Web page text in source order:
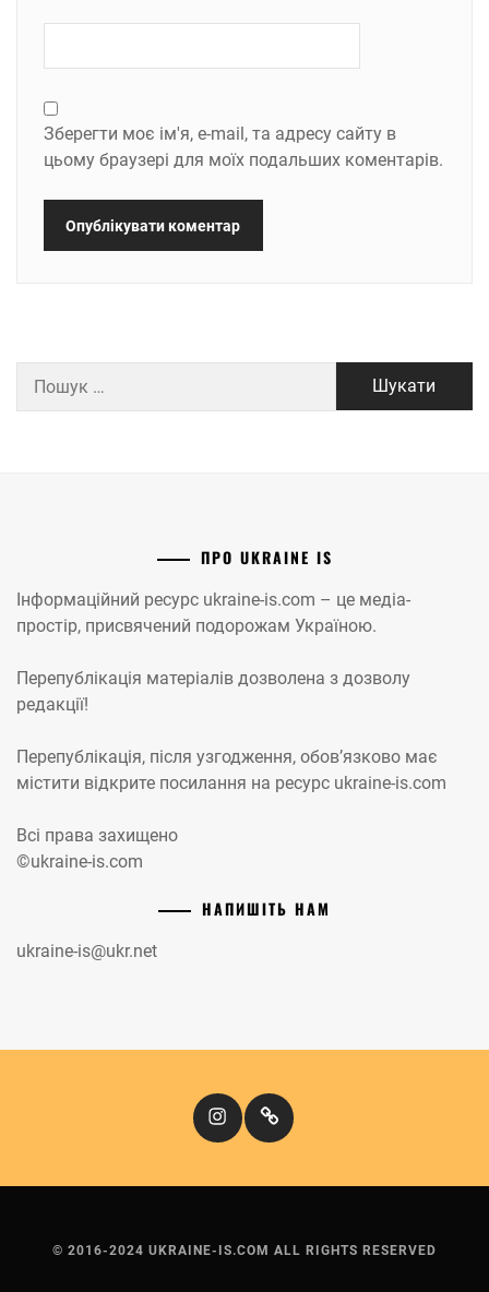
Зберегти моє ім'я, e-mail, та адресу сайту в
цьому браузері для моїх подальших коментарів.
ПРО UKRAINE IS
Інформаційний ресурс ukraine-is.com – це медіа-
простір, присвячений подорожам Україною.
Перепублікація матеріалів дозволена з дозволу
редакції!
Перепублікація, після узгодження, обов’язково має
містити відкрите посилання на ресурс ukraine-is.com
Всі права захищено
©ukraine-is.com
НАПИШІТЬ НАМ
ukraine-is@ukr.net
InstagramКіномандри
© 2016-2024 UKRAINE-IS.COM ALL RIGHTS RESERVED